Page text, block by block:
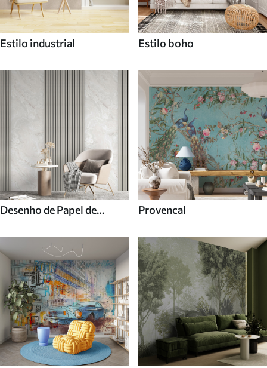
Estilo industrial Estilo boho
Desenho de Papel de
Provencal